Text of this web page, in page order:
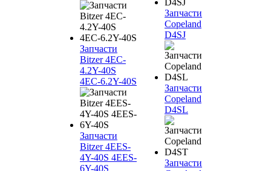
Запчасти
Bitzer 4EC-
4.2Y-40S
4EC-6.2Y-40S
Запчасти
Bitzer 4EES-
4Y-40S 4EES-
6Y-40S
Запчасти
Copeland
D4SJ
Запчасти
Copeland
D4SL
Запчасти